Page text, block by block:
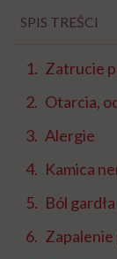
SPIS TREŚCI
Zatrucie
Otarcia,
Alergie
Kamica
Ból gardła